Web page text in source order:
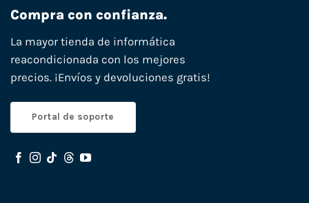
Compra con confianza.
La mayor tienda de informática
reacondicionada con los mejores
precios. ¡Envíos y devoluciones gratis!
Portal de soporte